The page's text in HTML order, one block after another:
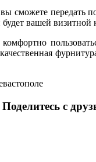
сможете передать
вашей визитной
с